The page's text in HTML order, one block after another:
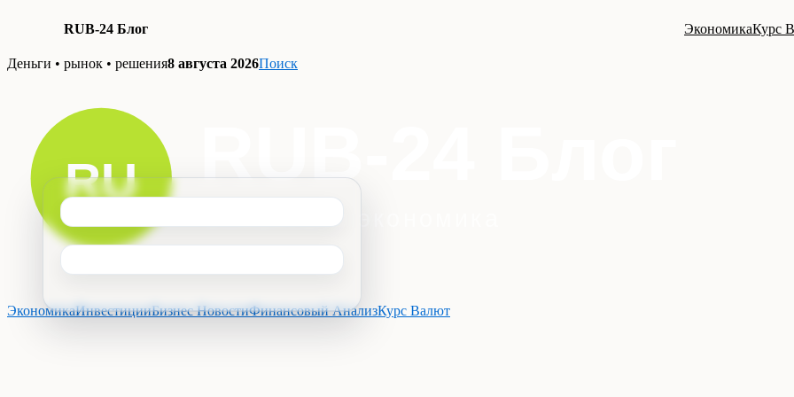
RUB-24 Блог ЭкономикаКурс
Skip
Деньги • рынок • решения8 августа 2026Поиск
ЭкономикаИнвестицииБизнес НовостиФинансовый АнализКурс Валют